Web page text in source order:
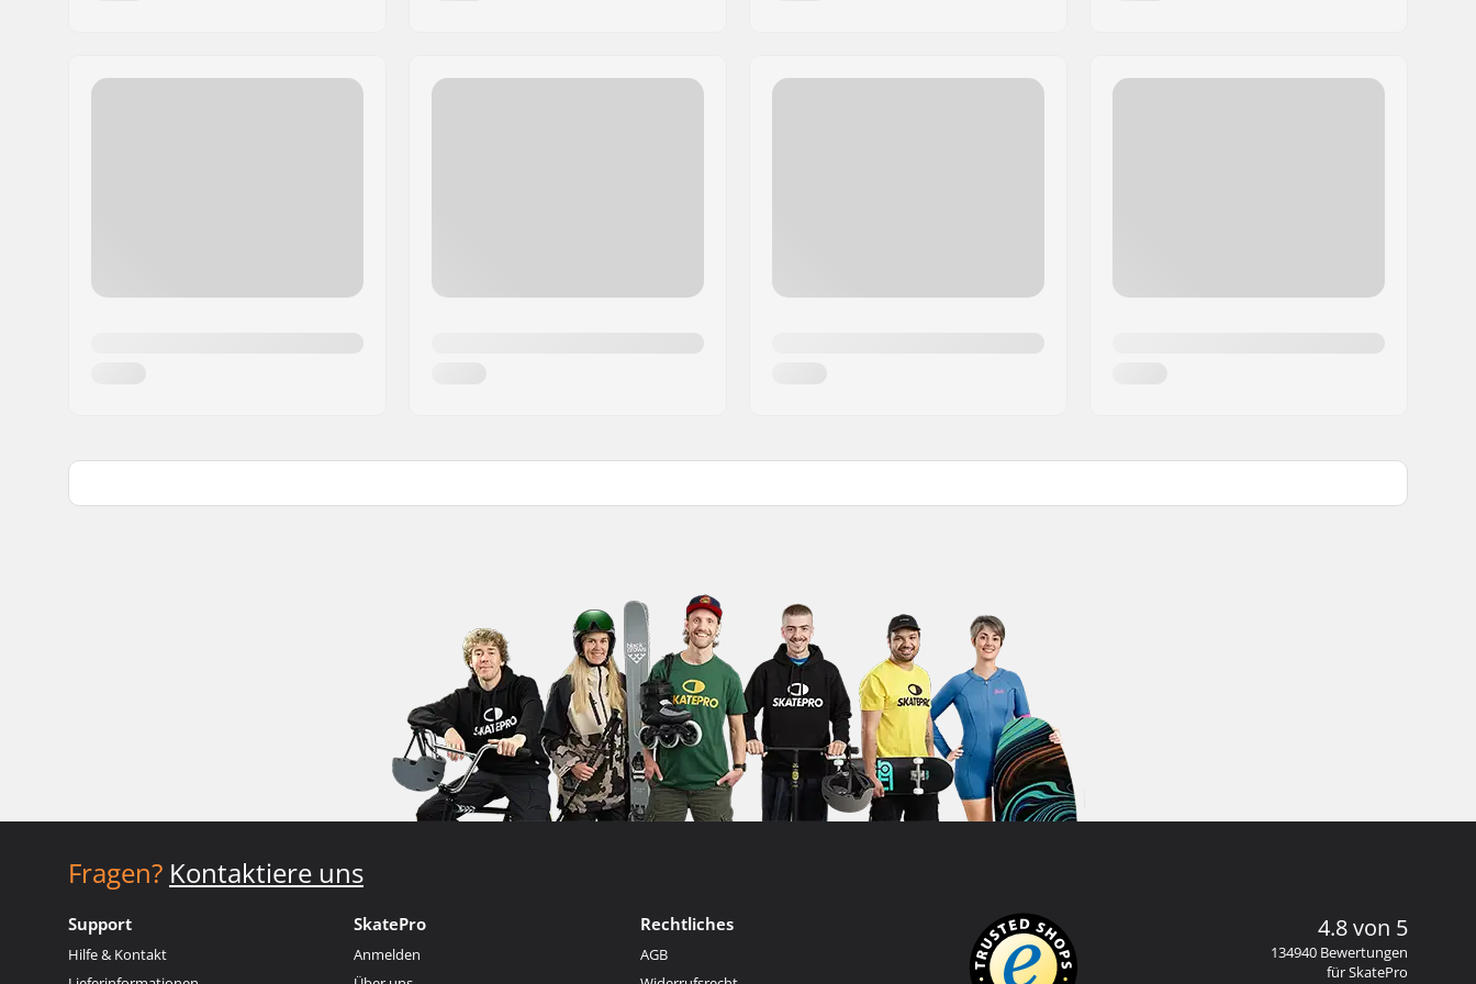
Fragen? Kontaktiere uns
Support
Hilfe & Kontakt
SkatePro
Anmelden
Rechtliches
AGB
4.8 von 5
134940 Bewertungen
für SkatePro